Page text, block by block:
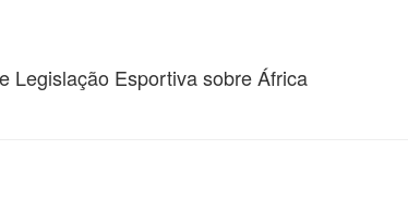
Legislação Esportiva sobre África